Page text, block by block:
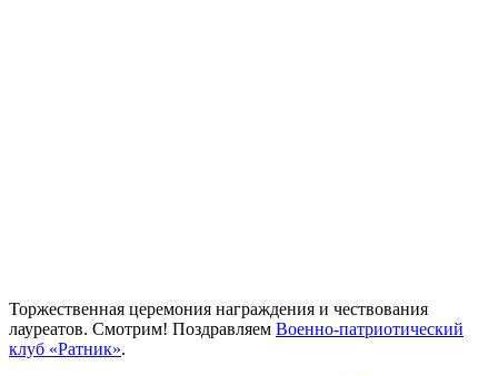
Торжественная церемония награждения и чествования
лауреатов. Смотрим! Поздравляем Военно-патриотический
клуб «Ратник».